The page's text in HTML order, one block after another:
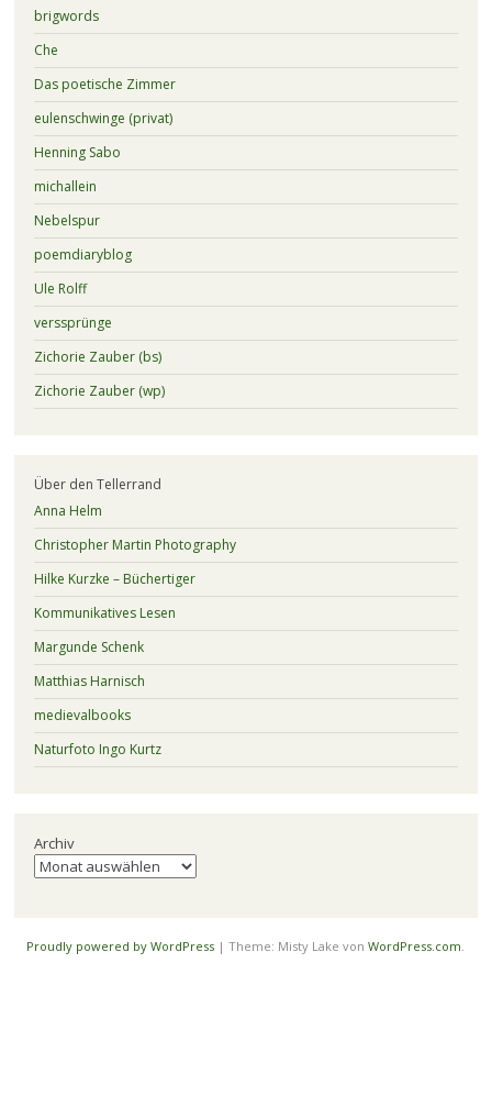
brigwords
Che
Das poetische Zimmer
eulenschwinge (privat)
Henning Sabo
michallein
Nebelspur
poemdiaryblog
Ule Rolff
verssprünge
Zichorie Zauber (bs)
Zichorie Zauber (wp)
Über den Tellerrand
Anna Helm
Christopher Martin Photography
Hilke Kurzke – Büchertiger
Kommunikatives Lesen
Margunde Schenk
Matthias Harnisch
medievalbooks
Naturfoto Ingo Kurtz
Archiv
Proudly powered by WordPress |Theme: Misty Lake vonWordPress.com.